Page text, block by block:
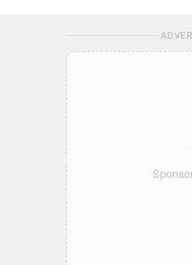
Miss SwanSwan，教養一對
acebook.com/